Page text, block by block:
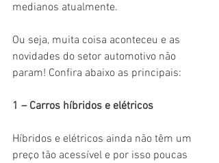
medianos atualmente.
Ou seja, muita coisa aconteceu e as
novidades do setor automotivo não
param! Confira abaixo as principais:
1 – Carros híbridos e elétricos
Híbridos e elétricos ainda não têm um
preço tão acessível e por isso poucas